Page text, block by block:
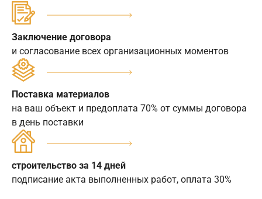
Заключение договора
и согласование всех организационных моментов
Поставка материалов
на ваш объект и предоплата 70% от суммы договора
в день поставки
строительство за 14 дней
подписание акта выполненных работ, оплата 30%